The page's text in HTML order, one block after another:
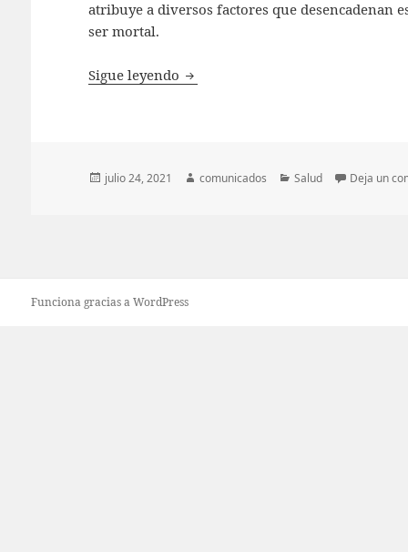
atribuye a diversos factores que desencadenan
ser mortal.
Sigue leyendo ¿Conoces los riesgos que tienen
Publicado
julio 24, 2021 Autor
comunicados Categorías
Salud Deja un
Funciona gracias a WordPress